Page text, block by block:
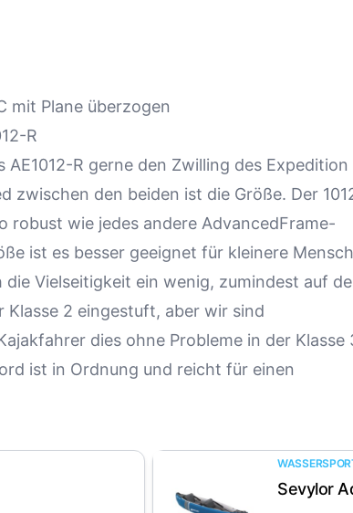
mit Plane überzogen
R
R gerne den Zwilling des Expedition
zwischen den beiden ist die Größe. Der
robust wie jedes andere AdvancedFrame-
ist es besser geeignet für kleinere
Vielseitigkeit ein wenig, zumindest auf
Klasse 2 eingestuft, aber wir sind
dies ohne Probleme in der Klasse
ist in Ordnung und reicht für einen
Artikel anzeigen
Sevylor